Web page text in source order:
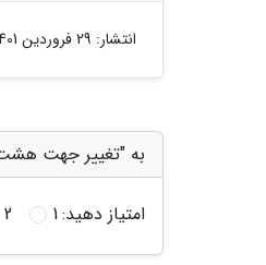
انتشار: 29 فروردین 1401
به "تغییر جهت هشت
امتیاز دهید:1
2